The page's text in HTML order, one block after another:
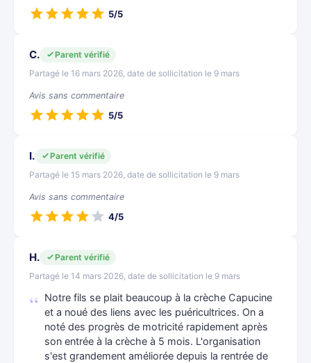
5/5
C.
Parent vérifié
Partagé le 16 mars 2026, date de sollicitation le 9 mars
Avis sans commentaire
5/5
I.
Parent vérifié
Partagé le 15 mars 2026, date de sollicitation le 9 mars
Avis sans commentaire
4/5
H.
Parent vérifié
Partagé le 14 mars 2026, date de sollicitation le 9 mars
Notre fils se plait beaucoup à la crèche Capucine
et a noué des liens avec les puéricultrices. On a
noté des progrès de motricité rapidement après
son entrée à la crèche à 5 mois. L'organisation
s'est grandement améliorée depuis la rentrée de